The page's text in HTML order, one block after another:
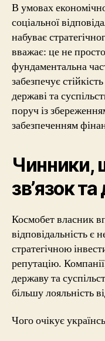
В умовах
соціальної
набуває
вважає: це не
фундаментальна
забезпечує
державі та
поруч із
забезпеченням
Чинники,
зв’язок та
Космобет власник
відповідальність
стратегічною
репутацію.
державу та
більшу лояльність
Чого очікує